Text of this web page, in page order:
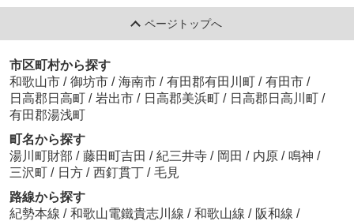
ページトップへ
市区町村から探す
和歌山市 / 御坊市 / 海南市 / 有田郡有田川町 / 有田市 /
日高郡日高町 / 岩出市 / 日高郡美浜町 / 日高郡日高川町 /
有田郡湯浅町
町名から探す
湯川町財部 / 藤田町吉田 / 紀三井寺 / 岡田 / 内原 / 鳴神 /
三沢町 / 日方 / 西釘貫丁 / 毛見
路線から探す
紀勢本線 / 和歌山電鐵貴志川線 / 和歌山線 / 阪和線 /